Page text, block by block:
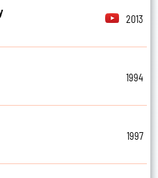
2013
1994
1997